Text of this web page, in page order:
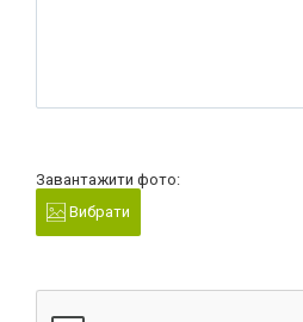
Завантажити фото:
Вибрати